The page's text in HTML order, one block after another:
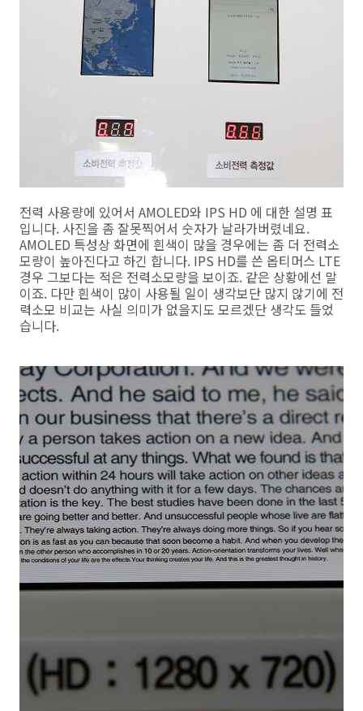
전력 사용량에 있어서 AMOLED와 IPS HD 에 대한 설명 표
입니다. 사진을 좀 잘못찍어서 숫자가 날라가버렸네요.
AMOLED 특성상 화면에 흰색이 많을 경우에는 좀 더 전력소
모량이 높아진다고 하긴 합니다. IPS HD를 쓴 옵티머스 LTE
경우 그보다는 적은 전력소모량을 보이죠. 같은 상황에선 말
이죠. 다만 흰색이 많이 사용될 일이 생각보단 많지 않기에 전
력소모 비교는 사실 의미가 없을지도 모르겠단 생각도 들었
습니다.